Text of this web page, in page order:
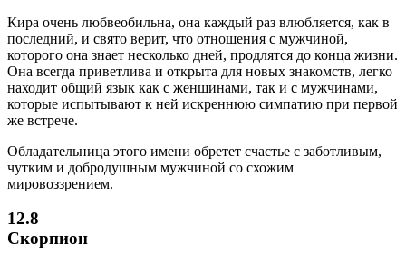
Кира очень любвеобильна, она каждый раз влюбляется, как в
последний, и свято верит, что отношения с мужчиной,
которого она знает несколько дней, продлятся до конца жизни.
Она всегда приветлива и открыта для новых знакомств, легко
находит общий язык как с женщинами, так и с мужчинами,
которые испытывают к ней искреннюю симпатию при первой
же встрече.
Обладательница этого имени обретет счастье с заботливым,
чутким и добродушным мужчиной со схожим
мировоззрением.
12.8
Скорпион